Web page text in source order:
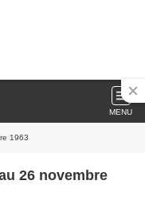
MENU
1963
26 novembre